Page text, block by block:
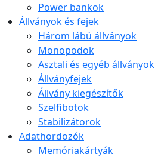
Power bankok
Állványok és fejek
Három lábú állványok
Monopodok
Asztali és egyéb állványok
Állványfejek
Állvány kiegészítők
Szelfibotok
Stabilizátorok
Adathordozók
Memóriakártyák